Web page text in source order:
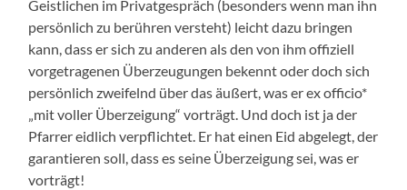
Geistlichen im Privatgespräch (besonders wenn man ihn
persönlich zu berühren versteht) leicht dazu bringen
kann, dass er sich zu anderen als den von ihm offiziell
vorgetragenen Überzeugungen bekennt oder doch sich
persönlich zweifelnd über das äußert, was er ex officio*
„mit voller Überzeigung“ vorträgt. Und doch ist ja der
Pfarrer eidlich verpflichtet. Er hat einen Eid abgelegt, der
garantieren soll, dass es seine Überzeigung sei, was er
vorträgt!